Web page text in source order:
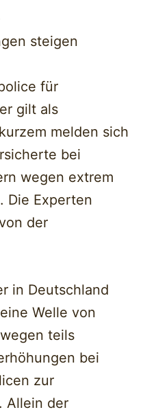
steigen
für
gilt als
melden sich
bei
wegen extrem
Die Experten
der
in Deutschland
Welle von
teils
bei
zur
Allein der